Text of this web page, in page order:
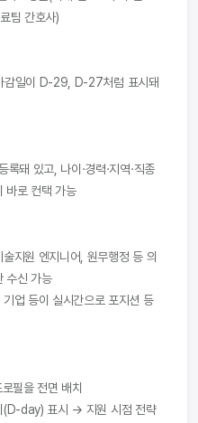
팀 간호사)
감일이 D-29, D-27처럼 표시돼
돼 있고, 나이·경력·지역·직종
바로 컨택 가능
지원 엔지니어, 원무행정 등 의
수신 가능
기업 등이 실시간으로 포지션 등
필을 전면 배치
(D-day) 표시 → 지원 시점 전략